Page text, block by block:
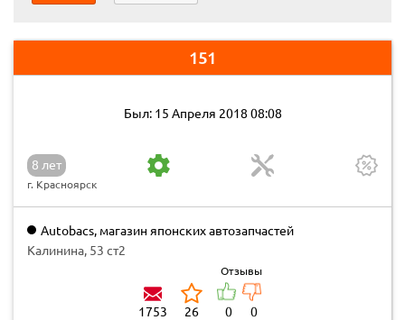
151
Был: 15 Апреля 2018 08:08
8 лет
г. Красноярск
Autobacs, магазин японских автозапчастей
Калинина, 53 ст2
1753 26
Отзывы
0 0